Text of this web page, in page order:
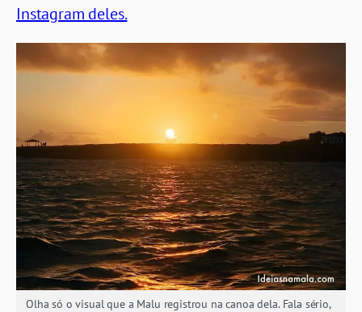
Instagram deles.
Olha só o visual que a Malu registrou na canoa dela. Fala sério,